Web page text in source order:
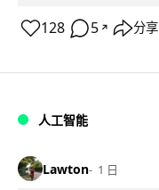
128 5 ↗ 分享
人工智能
Lawton 1 日